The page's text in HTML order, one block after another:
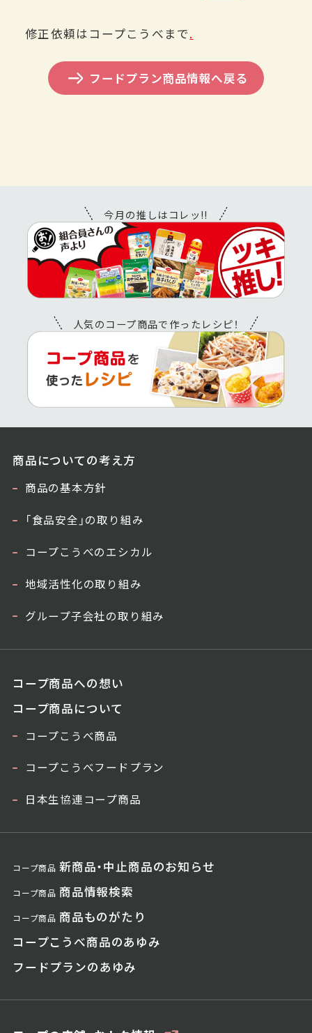
修正依頼はコープこうべまで.
フードプラン商品情報へ戻る
人気のコープ商品で作ったレシピ！
今月の推しはコレッ!!
商品についての考え方
商品の基本方針
「食品安全」の取り組み
コープこうべのエシカル
地域活性化の取り組み
グループ子会社の取り組み
コープ商品への想い
コープ商品について
コープこうべ商品
コープこうべフードプラン
日本生協連コープ商品
コープ商品 新商品・中止商品のお知らせ
コープ商品 商品情報検索
コープ商品 商品ものがたり
コープこうべ商品のあゆみ
フードプランのあゆみ